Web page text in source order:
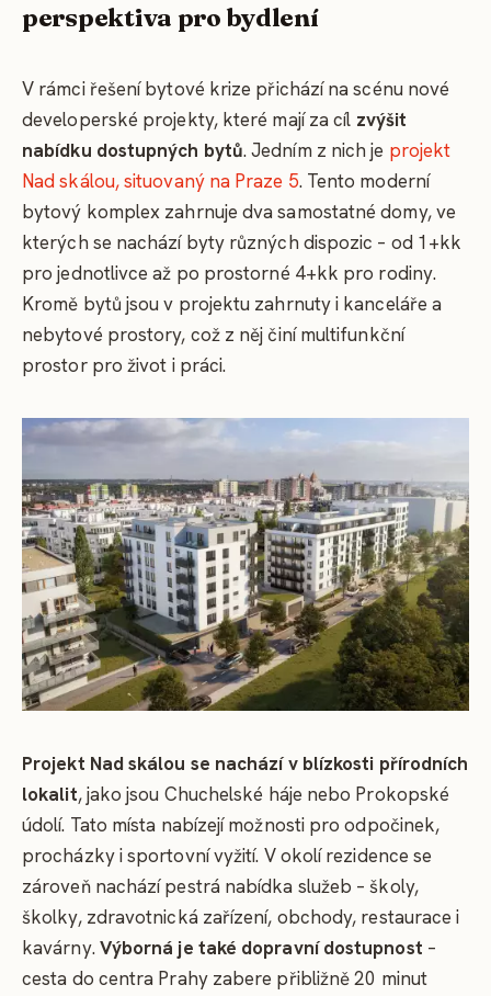
perspektiva pro bydlení
V rámci řešení bytové krize přichází na scénu nové
developerské projekty, které mají za cíl zvýšit
nabídku dostupných bytů. Jedním z nich je projekt
Nad skálou, situovaný na Praze 5. Tento moderní
bytový komplex zahrnuje dva samostatné domy, ve
kterých se nachází byty různých dispozic – od 1+kk
pro jednotlivce až po prostorné 4+kk pro rodiny.
Kromě bytů jsou v projektu zahrnuty i kanceláře a
nebytové prostory, což z něj činí multifunkční
prostor pro život i práci.
Projekt Nad skálou se nachází v blízkosti přírodních
lokalit, jako jsou Chuchelské háje nebo Prokopské
údolí. Tato místa nabízejí možnosti pro odpočinek,
procházky i sportovní vyžití. V okolí rezidence se
zároveň nachází pestrá nabídka služeb – školy,
školky, zdravotnická zařízení, obchody, restaurace i
kavárny.Výborná je také dopravní dostupnost –
cesta do centra Prahy zabere přibližně 20 minut